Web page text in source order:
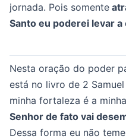
jornada. Pois somente
Santo eu poderei levar
Nesta oração do poder
está no livro de 2
minha fortaleza é a
Senhor de fato vai
Dessa forma eu não